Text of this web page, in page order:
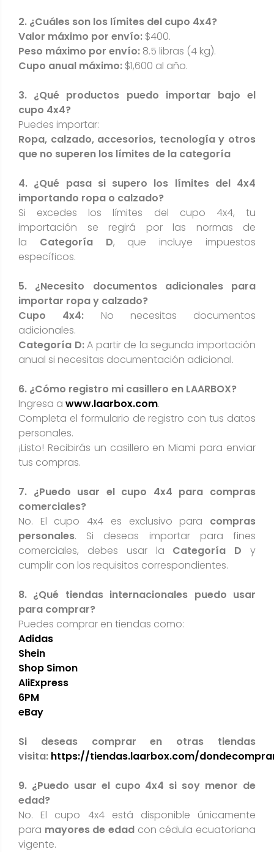
2. ¿Cuáles son los límites del cupo 4x4?
Valor máximo por envío: $400.
Peso máximo por envío: 8.5 libras (4 kg).
Cupo anual máximo: $1,600 al año.
3. ¿Qué productos puedo importar bajo el
cupo 4x4?
Puedes importar:
Ropa, calzado, accesorios, tecnología y otros
que no superen los límites de la categoría
4. ¿Qué pasa si supero los límites del 4x4
importando ropa o calzado?
Si excedes los límites del cupo 4x4, tu
importación se regirá por las normas de
la Categoría D, que incluye impuestos
específicos.
5. ¿Necesito documentos adicionales para
importar ropa y calzado?
Cupo 4x4: No necesitas documentos
adicionales.
Categoría D:A partir de la segunda importación
anual si necesitas documentación adicional.
6. ¿Cómo registro mi casillero en LAARBOX?
Ingresa a www.laarbox.com.
Completa el formulario de registro con tus datos
personales.
¡Listo! Recibirás un casillero en Miami para enviar
tus compras.
7. ¿Puedo usar el cupo 4x4 para compras
comerciales?
No. El cupo 4x4 es exclusivo para compras
personales. Si deseas importar para fines
comerciales, debes usar la Categoría D y
cumplir con los requisitos correspondientes.
8. ¿Qué tiendas internacionales puedo usar
para comprar?
Puedes comprar en tiendas como:
Adidas
Shein
Shop Simon
AliExpress
6PM
eBay
Si deseas comprar en otras tiendas
visita: https://tiendas.laarbox.com/
9. ¿Puedo usar el cupo 4x4 si soy menor de
edad?
No. El cupo 4x4 está disponible únicamente
para mayores de edad con cédula ecuatoriana
vigente.